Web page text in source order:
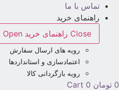
تماس با ما
راهنمای خرید
Close راهنمای خرید
Open راهنمای خرید
رویه های ارسال سفارش
اعتمادسازی و استانداردها
رویه بازگردانی کالا
0 تومان 0
Cart